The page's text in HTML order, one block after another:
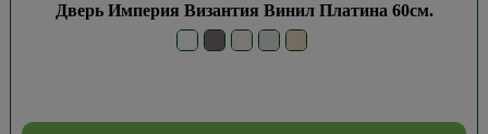
Дверь Империя Византия Винил Платина 60см.